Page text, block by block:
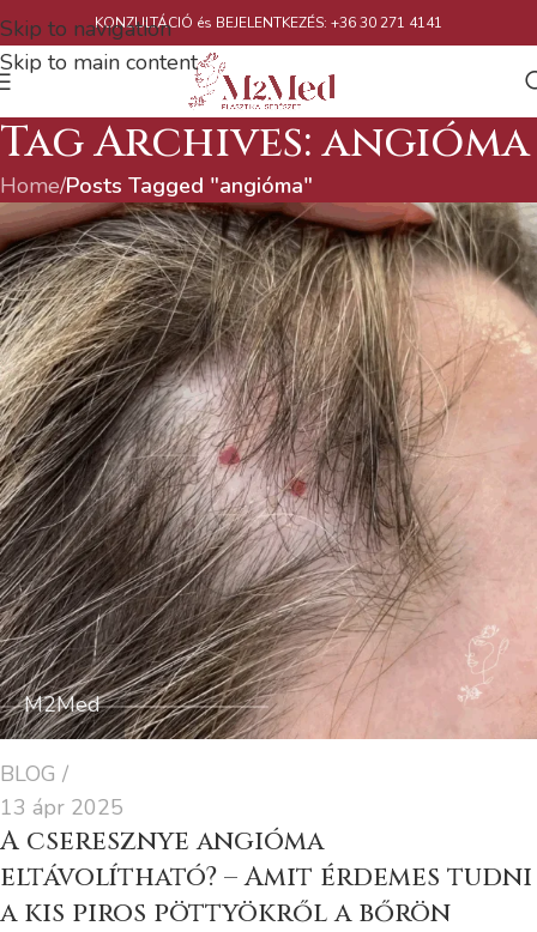
Skip to navigation
Skip to main content
KONZULTÁCIÓ és BEJELENTKEZÉS: +36 30 271 4141
Tag Archives: angióma
Home/Posts Tagged "angióma"
M2Med
BLOG
13 ápr 2025
A cseresznye angióma
eltávolítható? – Amit érdemes tudni
a kis piros pöttyökről a bőrön